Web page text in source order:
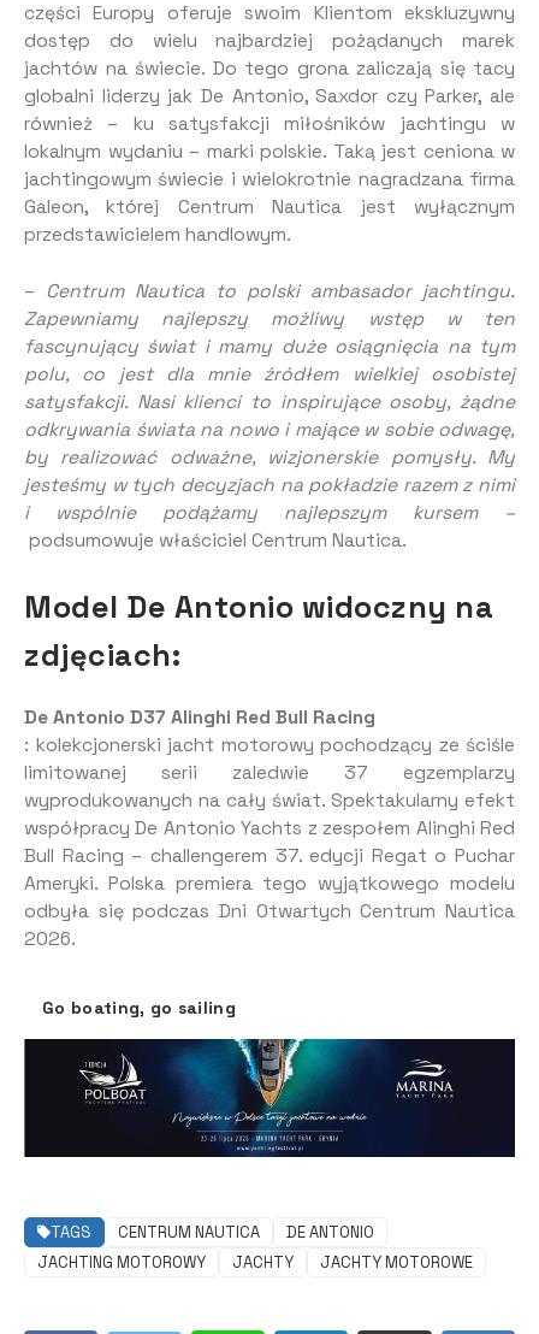
części Europy oferuje swoim Klientom ekskluzywny
dostęp do wielu najbardziej pożądanych marek
jachtów na świecie. Do tego grona zaliczają się tacy
globalni liderzy jak De Antonio, Saxdor czy Parker, ale
również – ku satysfakcji miłośników jachtingu w
lokalnym wydaniu – marki polskie. Taką jest ceniona w
jachtingowym świecie i wielokrotnie nagradzana firma
Galeon, której Centrum Nautica jest wyłącznym
przedstawicielem handlowym.
– Centrum Nautica to polski ambasador jachtingu.
Zapewniamy najlepszy możliwy wstęp w ten
fascynujący świat i mamy duże osiągnięcia na tym
polu, co jest dla mnie źródłem wielkiej osobistej
satysfakcji. Nasi klienci to inspirujące osoby, żądne
odkrywania świata na nowo i mające w sobie odwagę,
by realizować odważne, wizjonerskie pomysły. My
jesteśmy w tych decyzjach na pokładzie razem z nimi
i wspólnie podążamy najlepszym kursem –
podsumowuje właściciel Centrum Nautica.
Model De Antonio widoczny na
zdjęciach:
De Antonio D37 Alinghi Red Bull Racing
: kolekcjonerski jacht motorowy pochodzący ze ściśle
limitowanej serii zaledwie 37 egzemplarzy
wyprodukowanych na cały świat. Spektakularny efekt
współpracy De Antonio Yachts z zespołem Alinghi Red
Bull Racing – challengerem 37. edycji Regat o Puchar
Ameryki. Polska premiera tego wyjątkowego modelu
odbyła się podczas Dni Otwartych Centrum Nautica
2026.
Go boating, go sailing
TAGS CENTRUM NAUTICA
DE ANTONIO
JACHTING MOTOROWY
JACHTY JACHTY MOTOROWE